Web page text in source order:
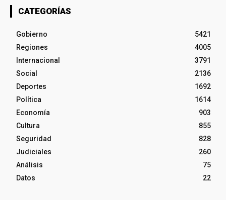
CATEGORÍAS
Gobierno
5421
Regiones
4005
Internacional
3791
Social
2136
Deportes
1692
Política
1614
Economía
903
Cultura
855
Seguridad
828
Judiciales
260
Análisis
75
Datos
22